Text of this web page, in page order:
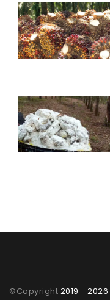
©Copyright 2019 - 2026